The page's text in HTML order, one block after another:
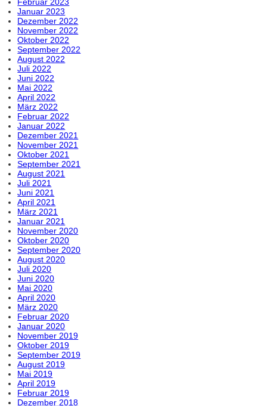
Februar 2023
Januar 2023
Dezember 2022
November 2022
Oktober 2022
September 2022
August 2022
Juli 2022
Juni 2022
Mai 2022
April 2022
März 2022
Februar 2022
Januar 2022
Dezember 2021
November 2021
Oktober 2021
September 2021
August 2021
Juli 2021
Juni 2021
April 2021
März 2021
Januar 2021
November 2020
Oktober 2020
September 2020
August 2020
Juli 2020
Juni 2020
Mai 2020
April 2020
März 2020
Februar 2020
Januar 2020
November 2019
Oktober 2019
September 2019
August 2019
Mai 2019
April 2019
Februar 2019
Dezember 2018